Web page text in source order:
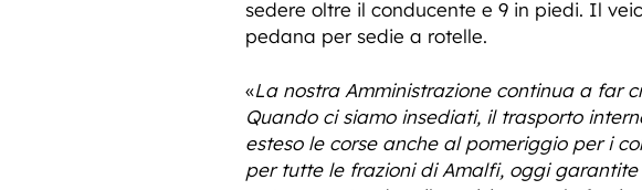
sedere oltre il conducente e 9 in piedi. Il
pedana per sedie a rotelle.
«La nostra Amministrazione continua a far
Quando ci siamo insediati, il trasporto
esteso le corse anche al pomeriggio per i
per tutte le frazioni di Amalfi, oggi garantite